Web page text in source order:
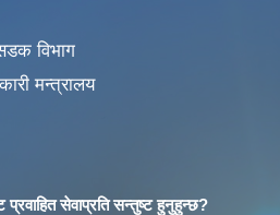
विभाग
मन्त्रालय
प्रवाहित सेवाप्रति सन्तुष्ट हुनुहुन्छ?